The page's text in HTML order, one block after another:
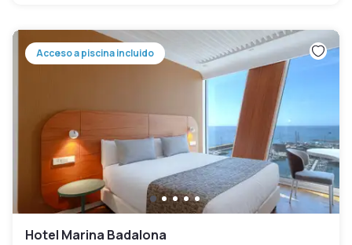
Acceso a piscina incluido
Hotel Marina Badalona